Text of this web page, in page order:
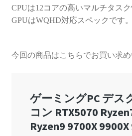
CPUは12コアの高いマルチタスク
GPUはWQHD対応スペックです。
今回の商品はこちらでお買い求め